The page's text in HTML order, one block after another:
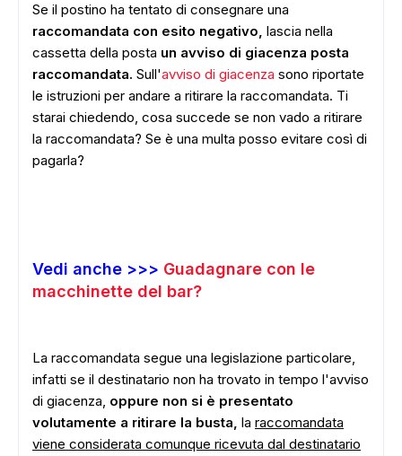
Se il postino ha tentato di consegnare una
raccomandata con esito negativo, lascia nella
cassetta della posta un avviso di giacenza posta
raccomandata. Sull'avviso di giacenza sono riportate
le istruzioni per andare a ritirare la raccomandata. Ti
starai chiedendo, cosa succede se non vado a ritirare
la raccomandata? Se è una multa posso evitare così di
pagarla?
Vedi anche >>> Guadagnare con le
macchinette del bar?
La raccomandata segue una legislazione particolare,
infatti se il destinatario non ha trovato in tempo l'avviso
di giacenza, oppure non si è presentato
volutamente a ritirare la busta, la raccomandata
viene considerata comunque ricevuta dal destinatario